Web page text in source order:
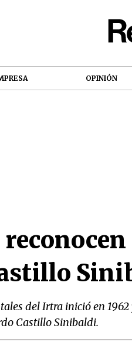
OPINIÓN
del Irtra inició en
Castillo Sinibaldi.